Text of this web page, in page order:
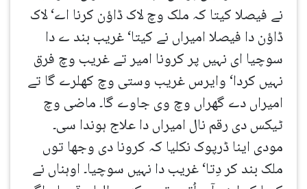
نے فیصلا کیتا کہ ملک وچ لاک ڈاؤن کرنا اے‘ لاک
ڈاؤن دا فیصلا امیراں نے کیتا‘ غریب بند ے دا
سوچیا ای نہیں پر کرونا امیر تے غریب وچ فرق
نہیں کردا‘ وایرس غریب وستی وچ کھلرے گا تے
امیراں دے گھراں وچ وی جاوے گا۔ ماضی وچ
ٹیکس دی رقم نال امیراں دا علاج ہوندا سی۔
مودی اینا ڈرپوک نکلیا کہ کرونا دی وجھا توں
ملک بند کر دِتا‘ غریب دا نہیں سوچیا۔ اوہناں نے